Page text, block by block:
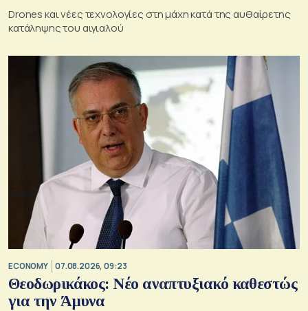
Drones και νέες τεχνολογίες στη μάχη κατά της αυθαίρετης
κατάληψης του αιγιαλού
ECONOMY 07.08.2026, 09:23
Θεοδωρικάκος: Νέο αναπτυξιακό καθεστώς
για την Άμυνα